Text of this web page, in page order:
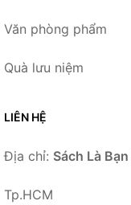
Văn phòng phẩm
Quà lưu niệm
LIÊN HỆ
Địa chỉ: Sách Là Bạn
Tp.HCM